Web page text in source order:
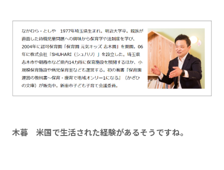
木暮 米国で生活された経験があるそうですね。